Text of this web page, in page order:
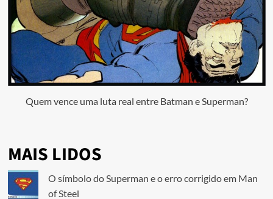
Quem vence uma luta real entre Batman e Superman?
MAIS LIDOS
O símbolo do Superman e o erro corrigido em Man
of Steel